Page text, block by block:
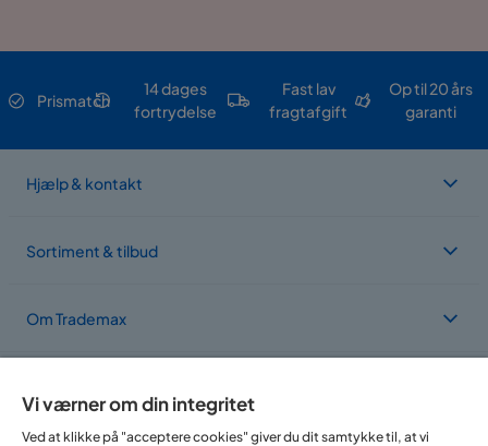
Prismatch
14 dages
fortrydelse
Fast lav
fragtafgift
Op til 20 års
garanti
Hjælp & kontakt
Sortiment & tilbud
Om Trademax
Vi findes i flere forskellige lande
Vi værner om din integritet
Ved at klikke på "acceptere cookies" giver du dit samtykke til, at vi